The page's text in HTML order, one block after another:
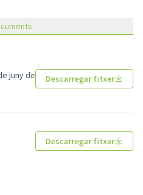
juny de
Descarregar fitxer
Descarregar fitxer